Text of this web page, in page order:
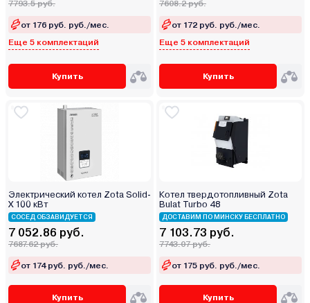
7793.5 руб.
от 176 руб. руб./мес.
Еще 5 комплектаций
Купить
7608.2 руб.
от 172 руб. руб./мес.
Еще 5 комплектаций
Купить
Электрический котел Zota Solid-
Х 100 кВт
СОСЕД ОБЗАВИДУЕТСЯ
7 052.86 руб.
7687.62 руб.
от 174 руб. руб./мес.
Купить
Котел твердотопливный Zota
Bulat Turbo 48
ДОСТАВИМ ПО МИНСКУ БЕСПЛАТНО
7 103.73 руб.
7743.07 руб.
от 175 руб. руб./мес.
Купить